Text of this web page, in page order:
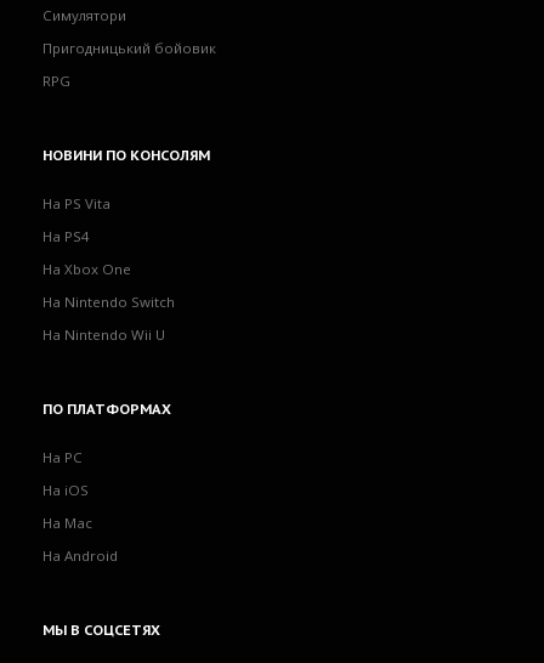
Симулятори
Пригодницький бойовик
RPG
НОВИНИ ПО КОНСОЛЯМ
На PS Vita
На PS4
На Xbox One
На Nintendo Switch
На Nintendo Wii U
ПО ПЛАТФОРМАХ
На PC
На iOS
На Mac
На Android
МЫ В СОЦСЕТЯХ